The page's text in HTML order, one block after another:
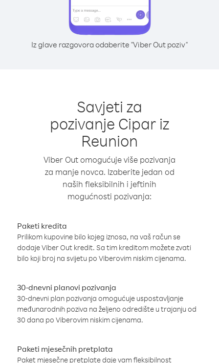
Iz glave razgovora odaberite "Viber Out poziv"
Savjeti za
pozivanje Cipar iz
Reunion
Viber Out omogućuje više pozivanja
za manje novca. Izaberite jedan od
naših fleksibilnih i jeftinih
mogućnosti pozivanja:
Paketi kredita
Prilikom kupovine bilo kojeg iznosa, na vaš račun se
dodaje Viber Out kredit. Sa tim kreditom možete zvati
bilo koji broj na svijetu po Viberovim niskim cijenama.
30-dnevni planovi pozivanja
30-dnevni plan pozivanja omogućuje uspostavljanje
međunarodnih poziva na željeno odredište u trajanju od
30 dana po Viberovim niskim cijenama.
Paketi mjesečnih pretplata
Paket mjesečne pretplate daje vam fleksibilnost